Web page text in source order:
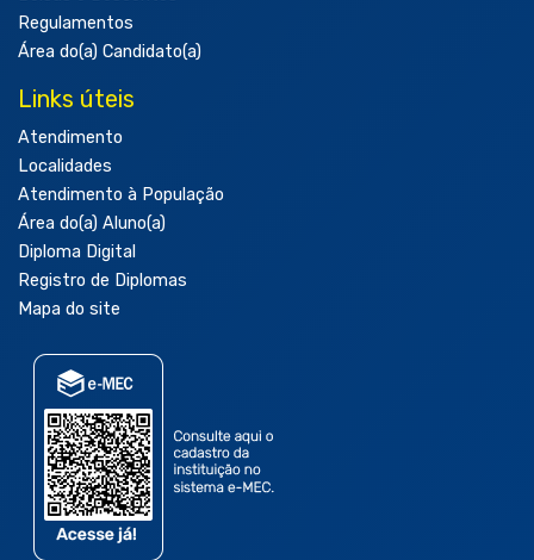
Regulamentos
Área do(a) Candidato(a)
Links úteis
Atendimento
Localidades
Atendimento à População
Área do(a) Aluno(a)
Diploma Digital
Registro de Diplomas
Mapa do site